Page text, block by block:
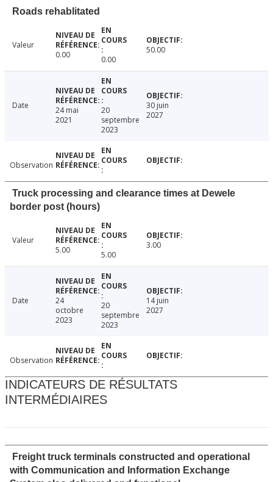
Roads rehablitated
Valeur
0.00
0.00
50.00
Date
24 mai
2021
20
septembre
2023
30 juin
2027
Observation
Truck processing and clearance times at Dewele
border post (hours)
Valeur
5.00
5.00
3.00
Date
24
octobre
2023
20
septembre
2023
14 juin
2027
Observation
INDICATEURS DE RÉSULTATS
INTERMÉDIAIRES
Freight truck terminals constructed and operational
with Communication and Information Exchange